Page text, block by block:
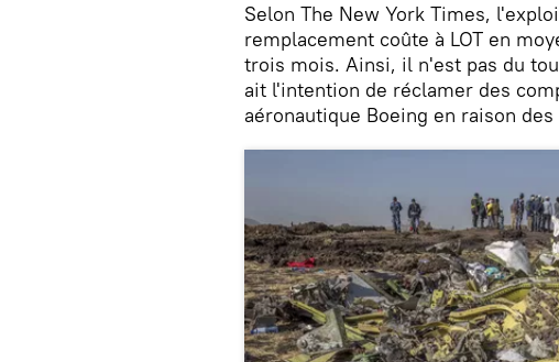
Selon The New York Times,
remplacement coûte à LOT en
trois mois. Ainsi, il n'est pas du
ait l'intention de réclamer des
aéronautique Boeing en raison